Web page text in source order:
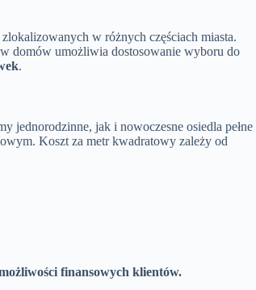
w różnych częściach miasta.
domów umożliwia dostosowanie wyboru do
.
jednorodzinne, jak i nowoczesne osiedla pełne
Koszt za metr kwadratowy zależy od
finansowych klientów.